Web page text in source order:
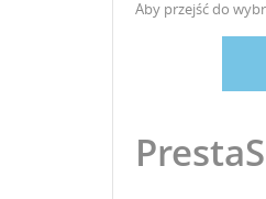
Aby przejść do